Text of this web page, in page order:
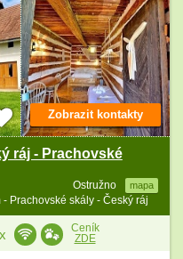
ráj - Prachovské
Ostružno mapa
Prachovské skály - Český ráj
Zobrazit kontakty
Ceník
ZDE